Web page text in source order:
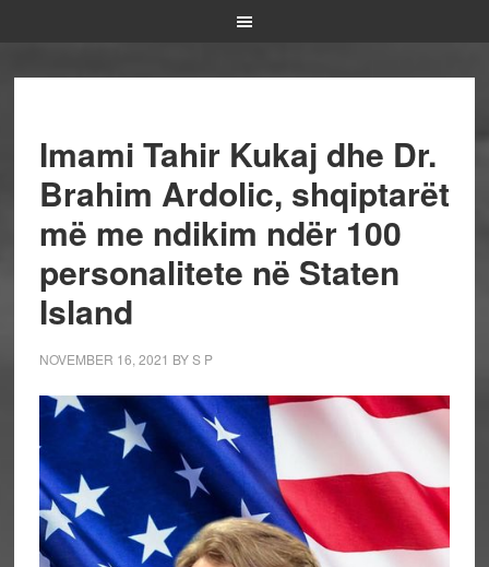
Imami Tahir Kukaj dhe Dr.
Brahim Ardolic, shqiptarët
më me ndikim ndër 100
personalitete në Staten
Island
NOVEMBER 16, 2021 BYS P